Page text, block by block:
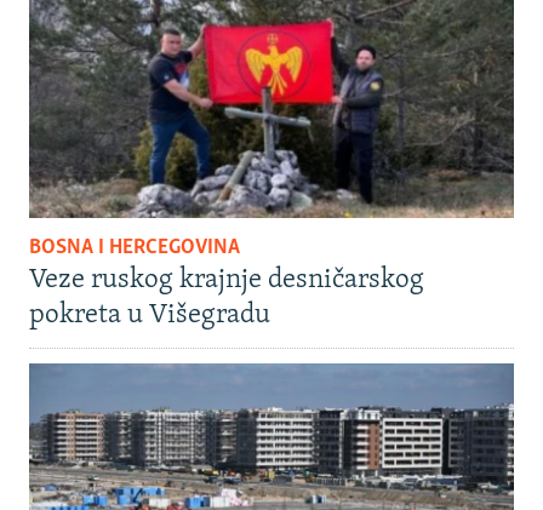
BOSNA I HERCEGOVINA
Veze ruskog krajnje desničarskog
pokreta u Višegradu